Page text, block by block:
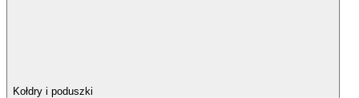
Kołdry i poduszki